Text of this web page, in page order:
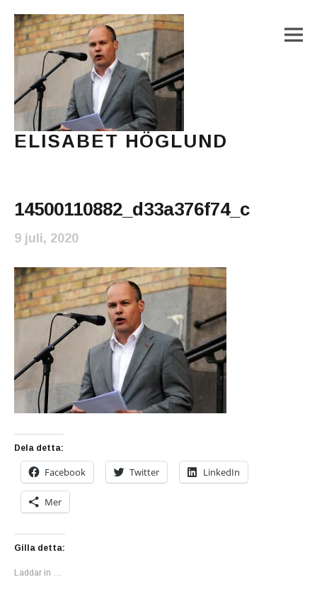
ELISABET HÖGLUND
14500110882_d33a376f74_c
9 juli, 2020
Dela detta:
Facebook Twitter LinkedIn
Mer
Gilla detta:
Laddar in …